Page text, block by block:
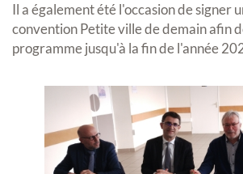
Il a également été l'occasion de signer
convention Petite ville de demain afin
programme jusqu'à la fin de l'année